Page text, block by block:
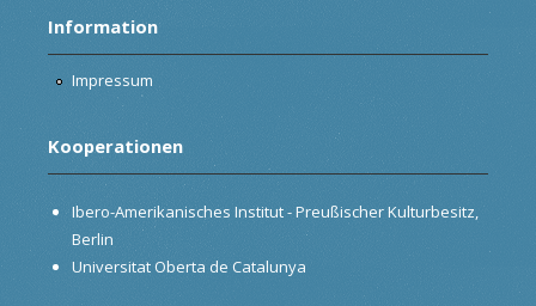
Information
Impressum
Kooperationen
Ibero-Amerikanisches Institut - Preußischer Kulturbesitz,
Berlin
Universitat Oberta de Catalunya